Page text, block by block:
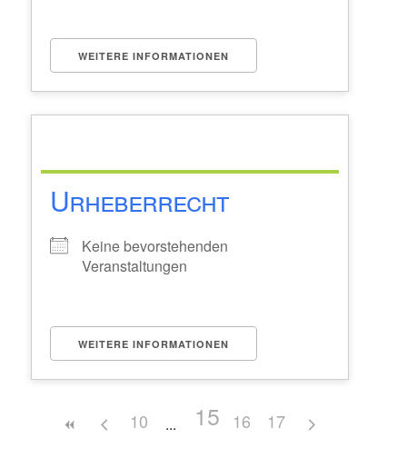
WEITERE INFORMATIONEN
Urheberrecht
Keine bevorstehenden
Veranstaltungen
WEITERE INFORMATIONEN
10 15 16 17